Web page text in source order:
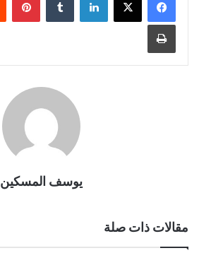
طباعة
يوسف المسكين
مقالات ذات صلة